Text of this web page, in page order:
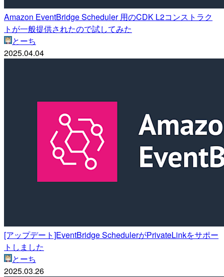
Amazon EventBridge Scheduler 用のCDK L2コンストラク
トが一般提供されたので試してみた
とーち
2025.04.04
[アップデート]EventBridge SchedulerがPrivateLinkをサポー
トしました
とーち
2025.03.26